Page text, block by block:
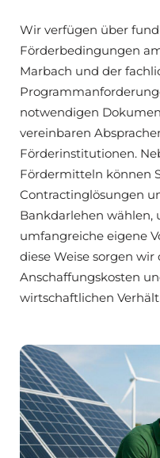
Wir verfügen über
Förderbedingungen
Marbach und der
notwendigen
vereinbaren
Förderinstitutionen.
Fördermitteln können
Contractinglösungen
Bankdarlehen wählen,
umfangreiche eigene
diese Weise sorgen wir
Anschaffungskosten
wirtschaftlichen